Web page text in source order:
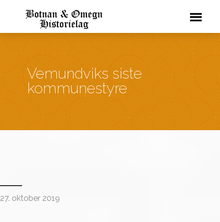
Vemundviks siste
kommunestyre
27. oktober 2019